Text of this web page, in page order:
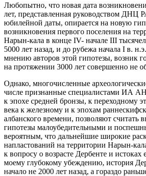
Любопытно, что новая дата
лет, представленная руководством ДНЦ
юбилейной даты, опирается на новую
возникновения первого поселения на
Нарын-кала в конце IV- начале III
5000 лет назад, и до рубежа начала I в.
мнению авторов этой гипотезы, возник
на протяжении 3000 лет совершенно не
Однако, многочисленные
числе признанные специалистами ИА
к эпохе средней бронзы, к переходному
века к железному и к эпохам
албанского времени, позволяют считать
гипотезы малоубедительными и
вероятным, что дальнейшие широкие
напластований на территории Нарын-
к вопросу о возрасте Дербенте и
моему глубокому убеждению, история
начало не 2000 лет назад, а гораздо